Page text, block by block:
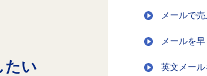
たい
メールで
メールを
英文メー